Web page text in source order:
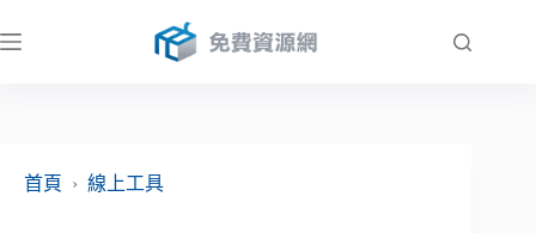
至
首頁
› 線上工具